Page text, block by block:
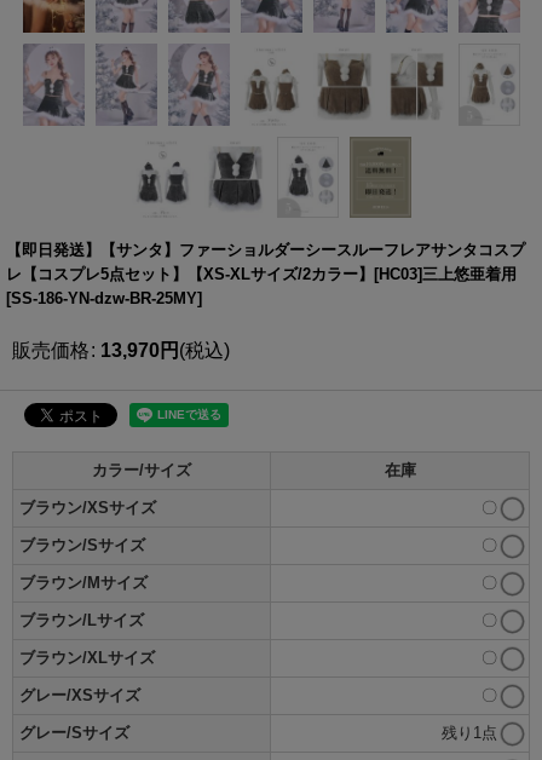
【即日発送】【サンタ】ファーショルダーシースルーフレアサンタコスプ
レ【コスプレ5点セット】【XS-XLサイズ/2カラー】[HC03]三上悠亜着用
[SS-186-YN-dzw-BR-25MY]
販売価格: 13,970円 (税込)
カラー/サイズ 在庫
ブラウン/XSサイズ 〇
ブラウン/Sサイズ 〇
ブラウン/Mサイズ 〇
ブラウン/Lサイズ 〇
ブラウン/XLサイズ 〇
グレー/XSサイズ 〇
グレー/Sサイズ 残り1点